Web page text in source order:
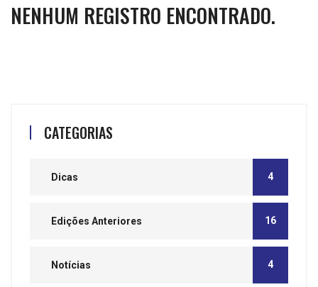
NENHUM REGISTRO ENCONTRADO.
CATEGORIAS
Dicas 4
Edições Anteriores 16
Notícias 4